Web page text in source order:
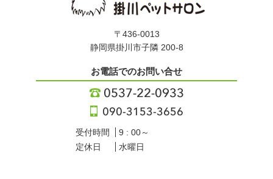
〒436-0013
静岡県掛川市子隣 200-8
お電話でのお問い合せ
受付時間
9 : 00～
定休日
水曜日